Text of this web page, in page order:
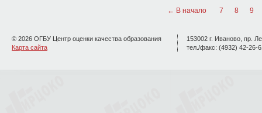
← В начало 7 8 9
© 2026 ОГБУ Центр оценки качества образования
Карта сайта
153002 г. Иваново, пр.
тел./факс: (4932) 42-26-